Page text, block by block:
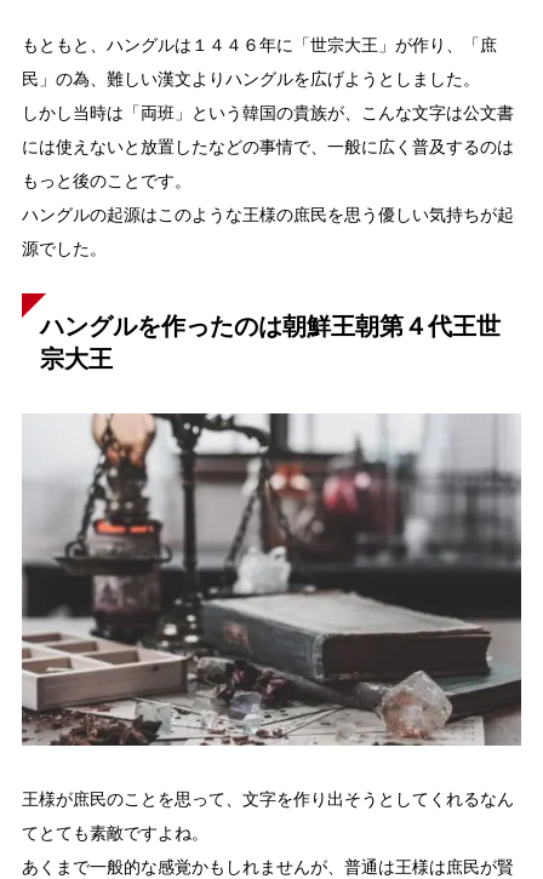
もともと、ハングルは１４４６年に「世宗大王」が作り、「庶
民」の為、難しい漢文よりハングルを広げようとしました。
しかし当時は「両班」という韓国の貴族が、こんな文字は公文書
には使えないと放置したなどの事情で、一般に広く普及するのは
もっと後のことです。
ハングルの起源はこのような王様の庶民を思う優しい気持ちが起
源でした。
ハングルを作ったのは朝鮮王朝第４代王世
宗大王
王様が庶民のことを思って、文字を作り出そうとしてくれるなん
てとても素敵ですよね。
あくまで一般的な感覚かもしれませんが、普通は王様は庶民が賢